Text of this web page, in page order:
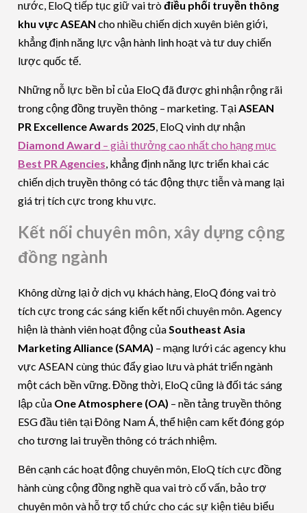
nước, EloQ tiếp tục giữ vai tròđiều phối truyền thông
khu vực ASEAN cho nhiều chiến dịch xuyên biên giới,
khẳng định năng lực vận hành linh hoạt và tư duy chiến
lược quốc tế.
Những nỗ lực bền bỉ của EloQ đã được ghi nhận rộng rãi
trong cộng đồng truyền thông – marketing. TạiASEAN
PR Excellence Awards 2025, EloQ vinh dự nhận
Diamond Award – giải thưởng cao nhất cho hạng mục
Best PR Agencies, khẳng định năng lực triển khai các
chiến dịch truyền thông có tác động thực tiễn và mang lại
giá trị tích cực trong khu vực.
Kết nối chuyên môn, xây dựng cộng
đồng ngành
Không dừng lại ở dịch vụ khách hàng, EloQ đóng vai trò
tích cực trong các sáng kiến kết nối chuyên môn. Agency
hiện là thành viên hoạt động củaSoutheast Asia
Marketing Alliance (SAMA) – mạng lưới các agency khu
vực ASEAN cùng thúc đẩy giao lưu và phát triển ngành
một cách bền vững. Đồng thời, EloQ cũng là đối tác sáng
lập của One Atmosphere (OA) – nền tảng truyền thông
ESG đầu tiên tại Đông Nam Á, thể hiện cam kết đóng góp
cho tương lai truyền thông có trách nhiệm.
Bên cạnh các hoạt động chuyên môn, EloQ tích cực đồng
hành cùng cộng đồng nghề qua vai trò cố vấn, bảo trợ
chuyên môn và hỗ trợ tổ chức cho các sự kiện tiêu biểu